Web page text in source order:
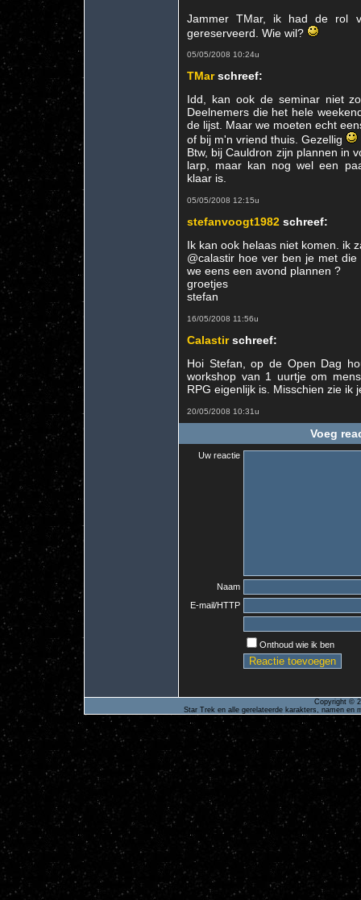
Jammer TMar, ik had de rol
gereserveerd. Wie wil?
05/05/2008 10:24u
TMarschreef:
Idd, kan ook de seminar niet
Deelnemers die het hele
de lijst. Maar we moeten echt
of bij m'n vriend thuis. Gezellig
Btw, bij Cauldron zijn plannen in
larp, maar kan nog wel een
klaar is.
05/05/2008 12:15u
stefanvoogt1982 schreef:
Ik kan ook helaas niet komen. ik
@calastir hoe ver ben je met
we eens een avond plannen ?
groetjes
stefan
16/05/2008 11:56u
Calastirschreef:
Hoi Stefan, op de Open Dag
workshop van 1 uurtje om
RPG eigenlijk is. Misschien zie ik
20/05/2008 10:31u
Voeg
Uw reactie
Naam
E-mail/HTTP
Onthoud wie ik ben
Copyright ©
Star Trek en alle gerelateerde karakters, namen en